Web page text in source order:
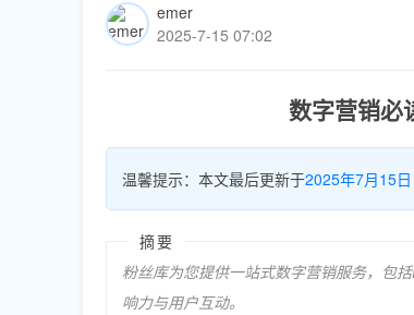
emer
2025-7-15 07:02
数字营销必
温馨提示：本文最后更新于2025年7月15
摘要
粉丝库为您提供一站式数字营销服务，包
响力与用户互动。